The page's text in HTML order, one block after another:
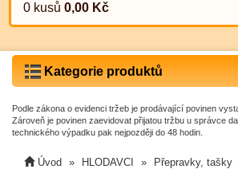
0 kusů0,00 Kč
Kategorie produktů
Podle zákona o evidenci tržeb je prodávající povinen
Zároveň je povinen zaevidovat přijatou tržbu u správce
technického výpadku pak nejpozději do 48 hodin.
Úvod HLODAVCI Přepravky, tašky